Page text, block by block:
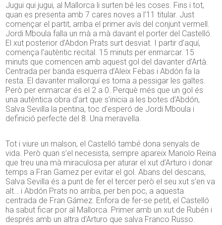
Jugui qui jugui, al Mallorca li surten bé les coses. Fins i tot,
quan es presenta amb 7 cares noves a l’11 titular. Just
començar el partit, arriba el primer avís del conjunt vermell.
Jordi Mboula falla un mà a mà davant el porter del Castelló.
El xut posterior d’Abdon Prats surt desviat. I partir d’aquí,
comença l’autèntic recital. 15 minuts per enmarcar. 15
minuts que comencen amb aquest gol del davanter d’Artà.
Centrada per banda esquerra d’Aleix Febas i Abdón fa la
resta. El davanter mallorquí es torna a pessigar les galtes.
Però per enmarcar és el 2 a 0. Perquè més que un gol és
una autèntica obra d’art que s’inicia a les botes d’Abdón,
Salva Sevilla la pentina, toc d’esperó de Jordi Mboula i
definició perfecte del 8. Una meravella.
Tot i viure un malson, el Castelló també dona senyals de
vida. Però quan s’el necesista, sempre apareix Manolo Reina
que treu una mà miraculosa per aturar el xut d’Arturo i donar
temps a Fran Gamez per evitar el gol. Abans del descans,
Salva Sevilla és a punt de fer el tercer però el seu xut s’en va
alt… i Abdón Prats no arriba, per ben poc, a aquesta
centrada de Fran Gámez. Enfora de fer-se petit, el Castelló
ha sabut ficar por al Mallorca. Primer amb un xut de Rubén i
després amb un altra d’Arturo que salva Franco Russo.